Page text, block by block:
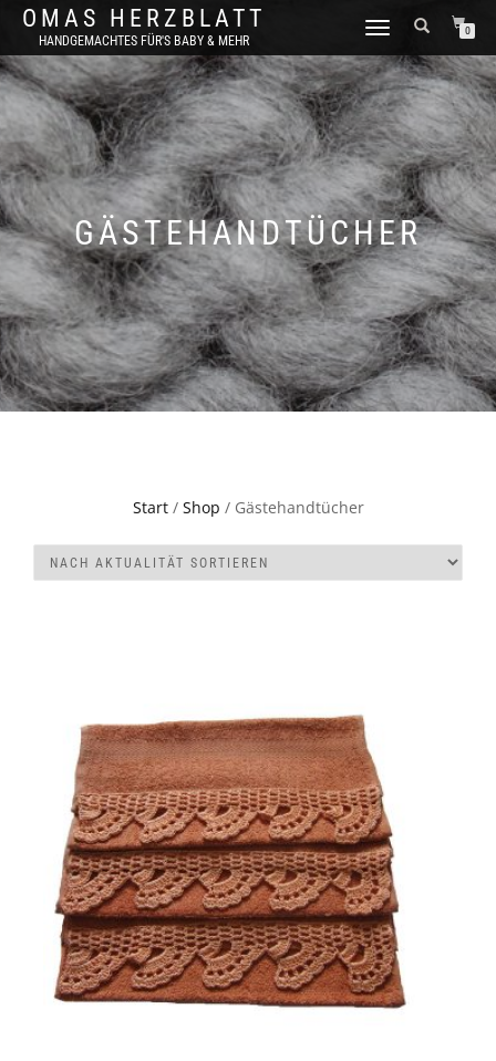
OMAS HERZBLATT
HANDGEMACHTES FÜR'S BABY & MEHR
NAVIGATION
0
GÄSTEHANDTÜCHER
Start/ Shop / Gästehandtücher